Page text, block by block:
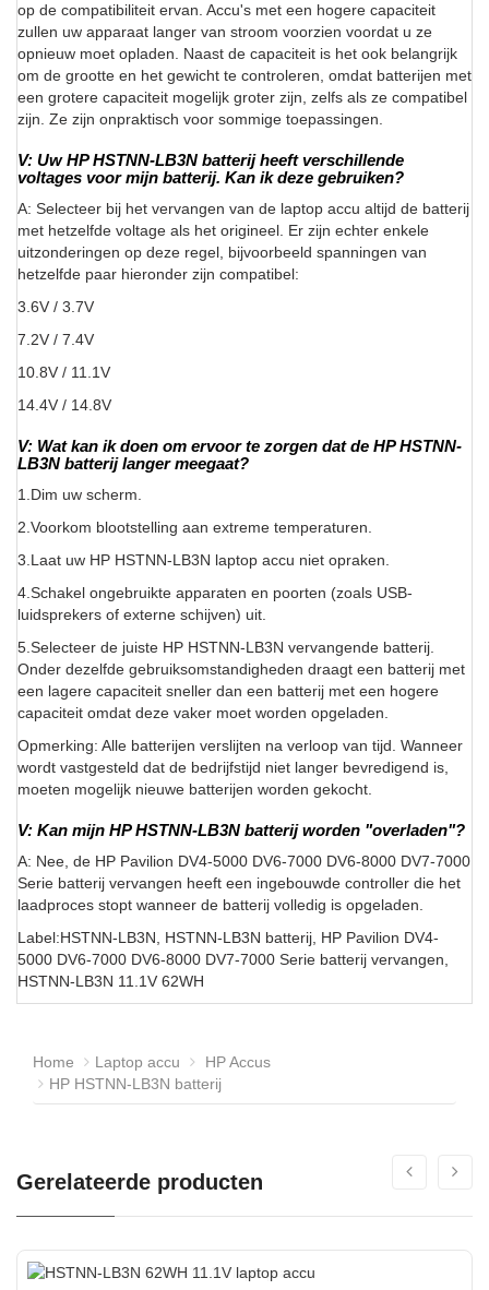
op de compatibiliteit ervan. Accu's met een hogere capaciteit
zullen uw apparaat langer van stroom voorzien voordat u ze
opnieuw moet opladen. Naast de capaciteit is het ook belangrijk
om de grootte en het gewicht te controleren, omdat batterijen met
een grotere capaciteit mogelijk groter zijn, zelfs als ze compatibel
zijn. Ze zijn onpraktisch voor sommige toepassingen.
V: Uw HP HSTNN-LB3N batterij heeft verschillende
voltages voor mijn batterij. Kan ik deze gebruiken?
A: Selecteer bij het vervangen van de laptop accu altijd de batterij
met hetzelfde voltage als het origineel. Er zijn echter enkele
uitzonderingen op deze regel, bijvoorbeeld spanningen van
hetzelfde paar hieronder zijn compatibel:
3.6V / 3.7V
7.2V / 7.4V
10.8V / 11.1V
14.4V / 14.8V
V: Wat kan ik doen om ervoor te zorgen dat de HP HSTNN-
LB3N batterij langer meegaat?
1.Dim uw scherm.
2.Voorkom blootstelling aan extreme temperaturen.
3.Laat uw HP HSTNN-LB3N laptop accu niet opraken.
4.Schakel ongebruikte apparaten en poorten (zoals USB-
luidsprekers of externe schijven) uit.
5.Selecteer de juiste HP HSTNN-LB3N vervangende batterij.
Onder dezelfde gebruiksomstandigheden draagt een batterij met
een lagere capaciteit sneller dan een batterij met een hogere
capaciteit omdat deze vaker moet worden opgeladen.
Opmerking: Alle batterijen verslijten na verloop van tijd. Wanneer
wordt vastgesteld dat de bedrijfstijd niet langer bevredigend is,
moeten mogelijk nieuwe batterijen worden gekocht.
V: Kan mijn HP HSTNN-LB3N batterij worden "overladen"?
A: Nee, de HP Pavilion DV4-5000 DV6-7000 DV6-8000 DV7-7000
Serie batterij vervangen heeft een ingebouwde controller die het
laadproces stopt wanneer de batterij volledig is opgeladen.
Label:HSTNN-LB3N, HSTNN-LB3N batterij, HP Pavilion DV4-
5000 DV6-7000 DV6-8000 DV7-7000 Serie batterij vervangen,
HSTNN-LB3N 11.1V 62WH
Home Laptop accu
HP Accus
HP HSTNN-LB3N batterij
Gerelateerde producten